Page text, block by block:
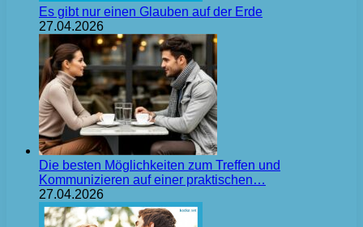
Es gibt nur einen Glauben auf der Erde
27.04.2026
Die besten Möglichkeiten zum Treffen und
Kommunizieren auf einer praktischen…
27.04.2026